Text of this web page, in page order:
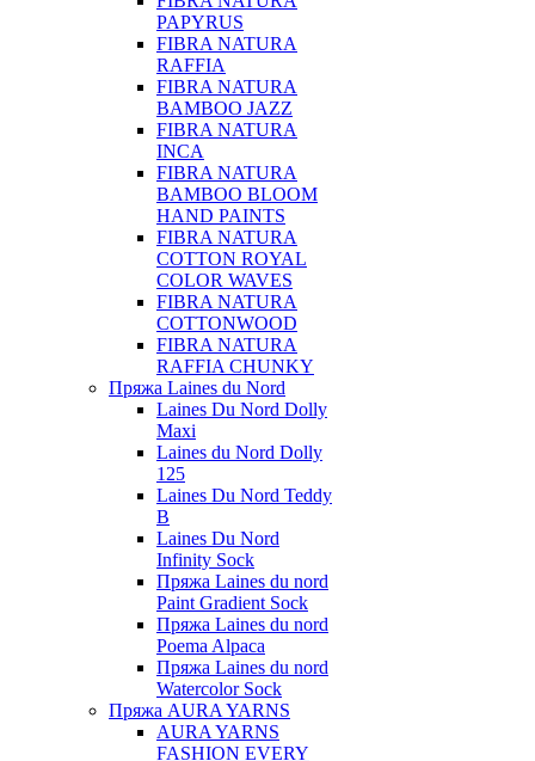
PAPYRUS
FIBRA NATURA
RAFFIA
FIBRA NATURA
BAMBOO JAZZ
FIBRA NATURA
INCA
FIBRA NATURA
BAMBOO BLOOM
HAND PAINTS
FIBRA NATURA
COTTON ROYAL
COLOR WAVES
FIBRA NATURA
COTTONWOOD
FIBRA NATURA
RAFFIA CHUNKY
Пряжа Laines du Nord
Laines Du Nord Dolly
Maxi
Laines du Nord Dolly
125
Laines Du Nord Teddy
B
Laines Du Nord
Infinity Sock
Пряжа Laines du nord
Paint Gradient Sock
Пряжа Laines du nord
Poema Alpaca
Пряжа Laines du nord
Watercolor Sock
Пряжа AURA YARNS
AURA YARNS
FASHION EVERY